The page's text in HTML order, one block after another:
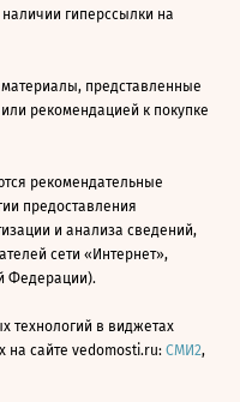
наличии гиперссылки на
представленные
рекомендацией к покупке
рекомендательные
предоставления
и анализа сведений,
сети «Интернет»,
Федерации).
технологий в виджетах
на сайте vedomosti.ru: СМИ2,